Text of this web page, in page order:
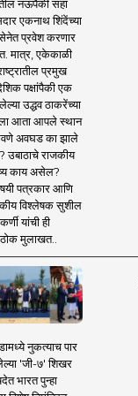
नऊपैकी सहा
एकनाथ शिंदेंच्या
प्रवेश करणार
मात्र, एकेकाळी
प्रमुख
पक्षांपैकी एक
उद्धव ठाकरेंच्या
आता आपले स्थान
अवघड का झाले
उबाठाचे राजकीय
काय असेल?
पत्रकार आणि
विश्लेषक सुशील
यांची ही
मुलाखत..
नुकत्याच पार
'जी-७' शिखर
भारत पुन्हा